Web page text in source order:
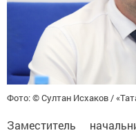
Фото: © Султан Исхаков /
Заместитель